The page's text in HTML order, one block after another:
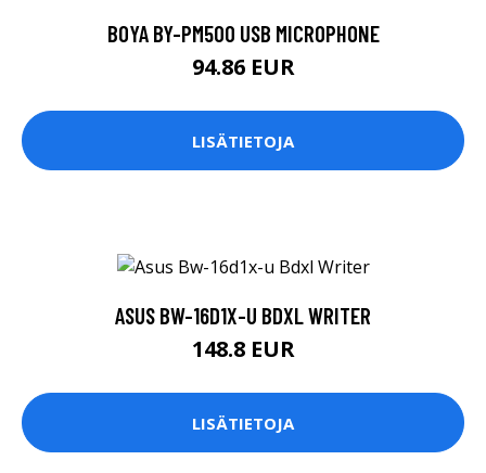
BOYA BY-PM500 USB MICROPHONE
94.86 EUR
LISÄTIETOJA
ASUS BW-16D1X-U BDXL WRITER
148.8 EUR
LISÄTIETOJA